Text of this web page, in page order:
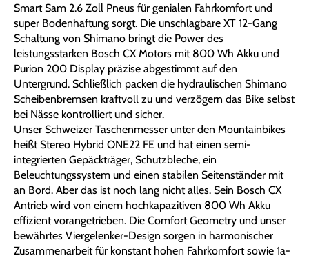
Smart Sam 2.6 Zoll Pneus für genialen Fahrkomfort und
super Bodenhaftung sorgt. Die unschlagbare XT 12-Gang
Schaltung von Shimano bringt die Power des
leistungsstarken Bosch CX Motors mit 800 Wh Akku und
Purion 200 Display präzise abgestimmt auf den
Untergrund. Schließlich packen die hydraulischen Shimano
Scheibenbremsen kraftvoll zu und verzögern das Bike selbst
bei Nässe kontrolliert und sicher.
Unser Schweizer Taschenmesser unter den Mountainbikes
heißt Stereo Hybrid ONE22 FE und hat einen semi-
integrierten Gepäckträger, Schutzbleche, ein
Beleuchtungssystem und einen stabilen Seitenständer mit
an Bord. Aber das ist noch lang nicht alles. Sein Bosch CX
Antrieb wird von einem hochkapazitiven 800 Wh Akku
effizient vorangetrieben. Die Comfort Geometry und unser
bewährtes Viergelenker-Design sorgen in harmonischer
Zusammenarbeit für konstant hohen Fahrkomfort sowie 1a-